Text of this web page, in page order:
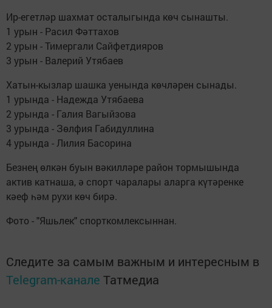
Ир-егетләр шахмат осталыгында көч сынашты.
1 урын - Расил Фәттахов
2 урын - Тимергали Сайфетдияров
3 урын - Валерий Утябаев
Хатын-кызлар шашка уенында көчләрен сынады.
1 урында - Надежда Утябаева
2 урында - Галия Вагыйзова
3 урында - Зөлфия Габидуллина
4 урында - Лилия Басорина
Безнең өлкән буын вәкилләре район тормышында
актив катнаша, ә спорт чаралары аларга күтәренке
кәеф һәм рухи көч бирә.
Фото - "Яшьлек" спорткомлексыннан.
Следите за самым важным и интересным в
Telegram-канале Татмедиа